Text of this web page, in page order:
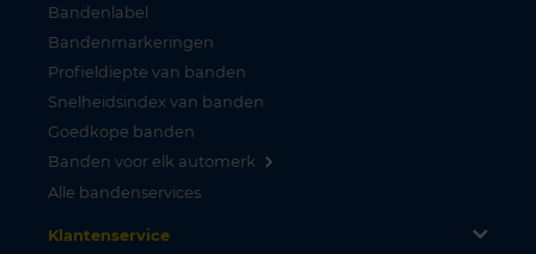
Bandenlabel
Bandenmarkeringen
Profieldiepte van banden
Snelheidsindex van banden
Goedkope banden
Banden voor elk automerk
Alle bandenservices
Klantenservice